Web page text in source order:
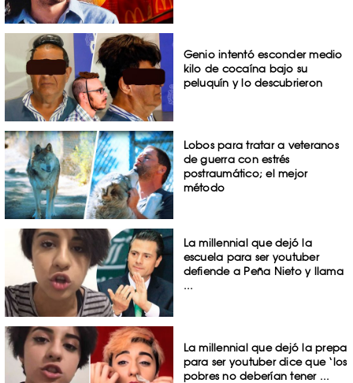
Genio intentó esconder medio
kilo de cocaína bajo su
peluquín y lo descubrieron
Lobos para tratar a veteranos
de guerra con estrés
postraumático; el mejor
método
La millennial que dejó la
escuela para ser youtuber
defiende a Peña Nieto y llama
...
La millennial que dejó la prepa
para ser youtuber dice que ‘los
pobres no deberían tener ...